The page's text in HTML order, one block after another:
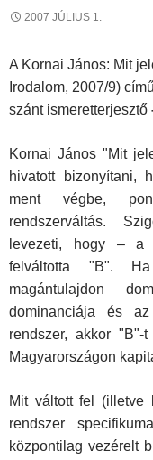
2007 JÚLIUS 1.
A Kornai János: Mit
Irodalom, 2007/9)
szánt ismeretterjesztő
Kornai János "Mit
hivatott bizonyítani,
ment végbe,
rendszerváltás.
levezeti, hogy – a
felváltotta "B".
magántulajdon
dominanciája és
rendszer, akkor "B"-
Magyarországon
Mit váltott fel (illetve
rendszer
központilag vezérelt